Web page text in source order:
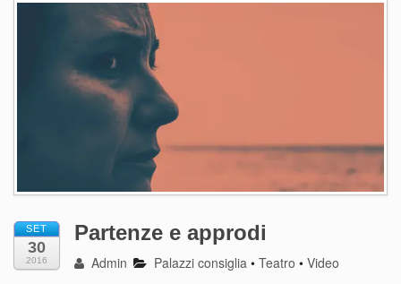
SET
30
2016
Partenze e approdi
Admin Palazzi consiglia •Teatro •Video